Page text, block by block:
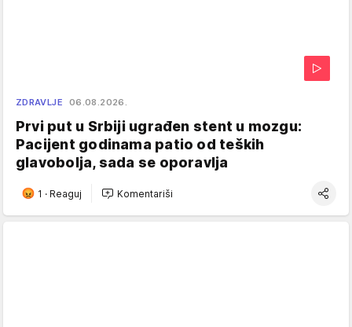
ZDRAVLJE 06.08.2026.
Prvi put u Srbiji ugrađen stent u mozgu:
Pacijent godinama patio od teških
glavobolja, sada se oporavlja
1 · Reaguj Komentariši